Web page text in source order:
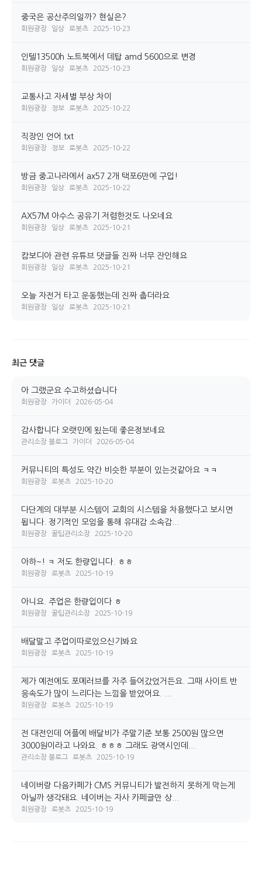
중국은 공산주의일까? 현실은?
회원광장 일상 로봇츠 2025-10-23
인텔13500h 노트북에서 데탑 amd 5600으로 변경
회원광장 일상 로봇츠 2025-10-23
교통사고 자세별 부상 차이
회원광장 정보 로봇츠 2025-10-22
직장인 언어.txt
회원광장 정보 로봇츠 2025-10-22
방금 중고나라에서 ax57 2개 택포6만에 구입!
회원광장 일상 로봇츠 2025-10-22
AX57M 아수스 공유기 저렴한것도 나오네요
회원광장 일상 로봇츠 2025-10-21
캄보디아 관련 유튜브 댓글들 진짜 너무 잔인해요
회원광장 일상 로봇츠 2025-10-21
오늘 자전거 타고 운동했는데 진짜 춥더라요
회원광장 일상 로봇츠 2025-10-21
최근 댓글
아 그랬군요 수고하셨습니다
회원광장 가이더 2026-05-04
감사합니다 오랫민에 욌는데 좋은정보네요
관리소장 블로그 가이더 2026-05-04
커뮤니티의 특성도 약간 비슷한 부분이 있는것같아요 ㅋㅋ
회원광장 로봇츠 2025-10-20
다단계의 대부분 시스템이 교회의 시스템을 차용했다고 보시면
됩니다. 정기적인 모임을 통해 유대감 소속감...
회원광장 꿀팁관리소장 2025-10-20
아하~! ㅋ 저도 한량입니다. ㅎㅎ
회원광장 로봇츠 2025-10-19
아니요. 주업은 한량입이다 ㅎ
회원광장 꿀팁관리소장 2025-10-19
배달말고 주업이따로있으신기봐요
회원광장 로봇츠 2025-10-19
제가 예전에도 포메러브를 자주 들어갔었거든요. 그때 사이트 반
응속도가 많이 느리다는 느낌을 받았어요. ...
회원광장 로봇츠 2025-10-19
전 대전인데 어플에 배달비가 주말기준 보통 2500원 많으면
3000원이라고 나와요. ㅎㅎㅎ 그래도 광역시인데...
관리소장 블로그 로봇츠 2025-10-19
네이버랑 다음카페가 CMS 커뮤니티가 발전하지 못하게 막는게
아닐까 생각돼요. 네이버는 자사 카페글만 상...
회원광장 로봇츠 2025-10-19